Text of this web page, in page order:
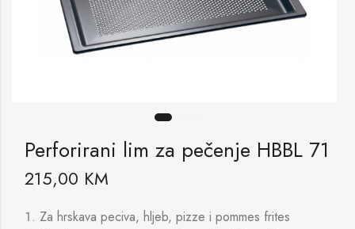
Perforirani lim za pečenje HBBL 71
215,00 KM
Za hrskava peciva, hljeb, pizze i pommes frites